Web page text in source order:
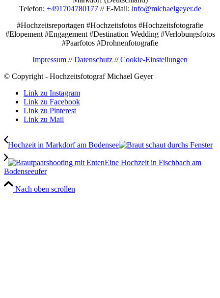
Telefon: +491704780177// E-Mail: info@michaelgeyer.de
#Hochzeitsreportagen #Hochzeitsfotos #Hochzeitsfotografie
#Elopement #Engagement #Destination Wedding #Verlobungsfotos
#Paarfotos #Drohnenfotografie
Impressum //Datenschutz //Cookie-Einstellungen
© Copyright - Hochzeitsfotograf Michael Geyer
Link zu Instagram
Link zu Facebook
Link zu Pinterest
Link zu Mail
Hochzeit in Markdorf am Bodensee
Eine Hochzeit in Fischbach am
Bodenseeufer
Nach oben scrollen